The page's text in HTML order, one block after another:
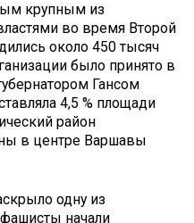
крупным из
во время Второй
около 450 тысяч
было принято в
Гансом
4,5 % площади
район
в центре Варшавы
одну из
начали